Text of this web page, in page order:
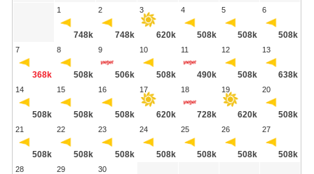
1
748k
2
748k
3
620k
4
508k
5
508k
6
508k
7
368k
8
508k
9
506k
10
508k
11
490k
12
508k
13
638k
14
508k
15
508k
16
508k
17
620k
18
728k
19
620k
20
508k
21
508k
22
508k
23
508k
24
508k
25
508k
26
508k
27
508k
28 29 30